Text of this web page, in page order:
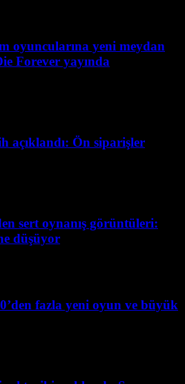
oyuncularına yeni meydan
Forever yayında
açıklandı: Ön siparişler
sert oynanış görüntüleri:
düşüyor
fazla yeni oyun ve büyük